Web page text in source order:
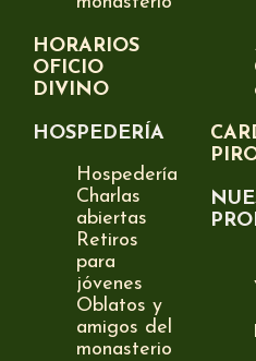
HORARIOS
OFICIO
DIVINO
HOSPEDERÍA
Hospedería
Charlas
abiertas
Retiros
para
jóvenes
Oblatos y
amigos del
monasterio